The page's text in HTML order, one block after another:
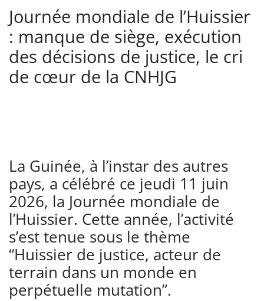
Journée mondiale de l’Huissier
: manque de siège, exécution
des décisions de justice, le cri
de cœur de la CNHJG
La Guinée, à l’instar des autres
pays, a célébré ce jeudi 11 juin
2026, la Journée mondiale de
l’Huissier. Cette année, l’activité
s’est tenue sous le thème
“Huissier de justice, acteur de
terrain dans un monde en
perpétuelle mutation”.